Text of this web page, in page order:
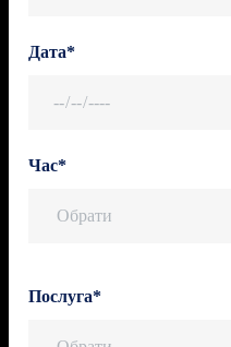
Дата*
Час*
Послуга*